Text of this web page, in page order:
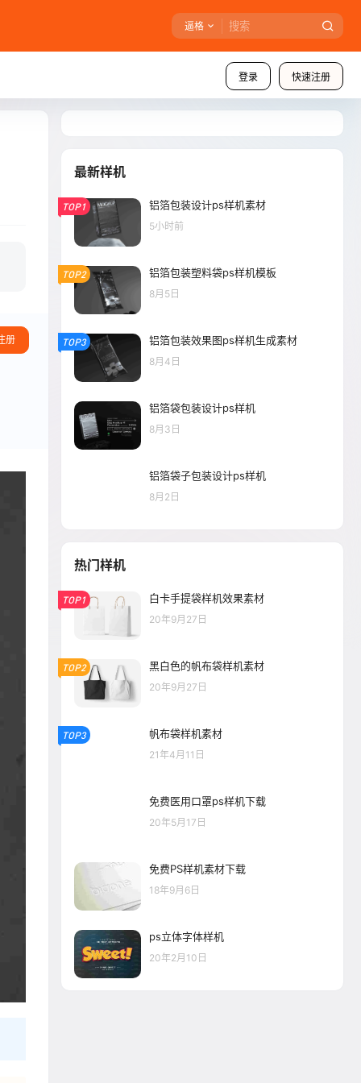
逼格
登录 快速注册
册
最新样机
TOP1 铝箔包装设计ps样机素材
5小时前
TOP2 铝箔包装塑料袋ps样机模板
8月5日
TOP3 铝箔包装效果图ps样机生成素材
8月4日
铝箔袋包装设计ps样机
8月3日
铝箔袋子包装设计ps样机
8月2日
热门样机
TOP1 白卡手提袋样机效果素材
20年9月27日
TOP2 黑白色的帆布袋样机素材
20年9月27日
TOP3 帆布袋样机素材
21年4月11日
免费医用口罩ps样机下载
20年5月17日
免费PS样机素材下载
18年9月6日
ps立体字体样机
20年2月10日